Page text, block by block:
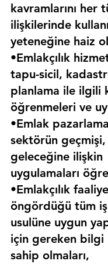
kavramlarını her
ilişkilerinde
yeteneğine haiz
•Emlakçılık
tapu-sicil,
planlama ile ilgili
öğrenmeleri ve
•Emlak
sektörün
geleceğine ilişkin
uygulamaları
•Emlakçılık
öngördüğü tüm
usulüne uygun
için gereken bilgi
sahip olmaları,